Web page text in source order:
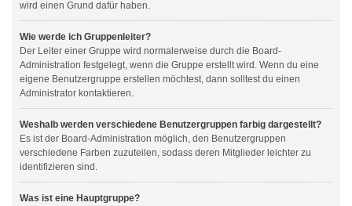
wird einen Grund dafür haben.
Wie werde ich Gruppenleiter?
Der Leiter einer Gruppe wird normalerweise durch die Board-
Administration festgelegt, wenn die Gruppe erstellt wird. Wenn du eine
eigene Benutzergruppe erstellen möchtest, dann solltest du einen
Administrator kontaktieren.
Weshalb werden verschiedene Benutzergruppen farbig dargestellt?
Es ist der Board-Administration möglich, den Benutzergruppen
verschiedene Farben zuzuteilen, sodass deren Mitglieder leichter zu
identifizieren sind.
Was ist eine Hauptgruppe?